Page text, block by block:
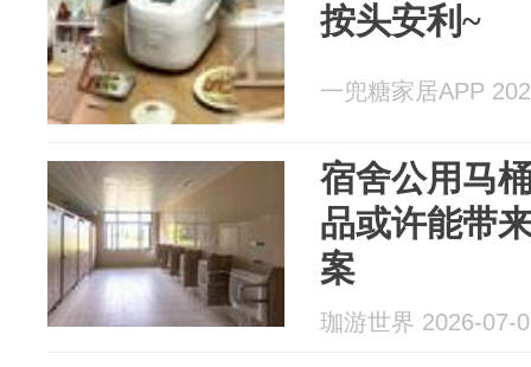
按头安利~
一兜糖家居APP
宿舍公用马
品或许能带
案
珈游世界 2026-07-